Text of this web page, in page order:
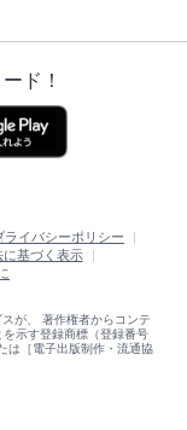
ド！
ライバシーポリシー
基づく表示
が、 著作権者からコンテ
示す登録商標（登録番号
は［電子出版制作・流通協